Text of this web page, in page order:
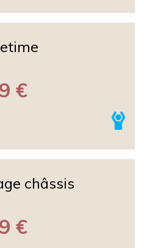
€
châssis
€